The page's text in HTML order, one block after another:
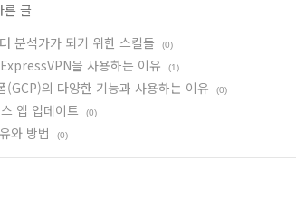
른 글
분석가가 되기 위한 스킬들
(0)
을 사용하는 이유 (1)
(GCP)의 다양한 기능과 사용하는 이유 (0)
앱 업데이트 (0)
와 방법 (0)